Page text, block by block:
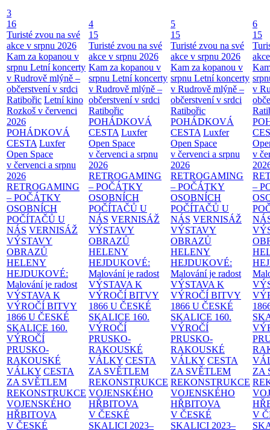
3
16
Turisté zvou na své
akce v srpnu 2026
Kam za kopanou v
srpnu Letní koncerty
v Rudrově mlýně –
občerstvení v srdci
Ratibořic Letní kino
Rozkoš v červenci
2026
POHÁDKOVÁ
CESTA Luxfer
Open Space
v červenci a srpnu
2026
RETROGAMING
– POČÁTKY
OSOBNÍCH
POČÍTAČŮ U
NÁS VERNISÁŽ
VÝSTAVY
OBRAZŮ
HELENY
HEJDUKOVÉ:
Malování je radost
VÝSTAVA K
VÝROČÍ BITVY
1866 U ČESKÉ
SKALICE 160.
VÝROČÍ
PRUSKO-
RAKOUSKÉ
VÁLKY CESTA
ZA SVĚTLEM
REKONSTRUKCE
VOJENSKÉHO
HŘBITOVA
V ČESKÉ
4
15
Turisté zvou na své
akce v srpnu 2026
Kam za kopanou v
srpnu Letní koncerty
v Rudrově mlýně –
občerstvení v srdci
Ratibořic
POHÁDKOVÁ
CESTA Luxfer
Open Space
v červenci a srpnu
2026
RETROGAMING
– POČÁTKY
OSOBNÍCH
POČÍTAČŮ U
NÁS VERNISÁŽ
VÝSTAVY
OBRAZŮ
HELENY
HEJDUKOVÉ:
Malování je radost
VÝSTAVA K
VÝROČÍ BITVY
1866 U ČESKÉ
SKALICE 160.
VÝROČÍ
PRUSKO-
RAKOUSKÉ
VÁLKY CESTA
ZA SVĚTLEM
REKONSTRUKCE
VOJENSKÉHO
HŘBITOVA
V ČESKÉ
SKALICI 2023–
5
15
Turisté zvou na své
akce v srpnu 2026
Kam za kopanou v
srpnu Letní koncerty
v Rudrově mlýně –
občerstvení v srdci
Ratibořic
POHÁDKOVÁ
CESTA Luxfer
Open Space
v červenci a srpnu
2026
RETROGAMING
– POČÁTKY
OSOBNÍCH
POČÍTAČŮ U
NÁS VERNISÁŽ
VÝSTAVY
OBRAZŮ
HELENY
HEJDUKOVÉ:
Malování je radost
VÝSTAVA K
VÝROČÍ BITVY
1866 U ČESKÉ
SKALICE 160.
VÝROČÍ
PRUSKO-
RAKOUSKÉ
VÁLKY CESTA
ZA SVĚTLEM
REKONSTRUKCE
VOJENSKÉHO
HŘBITOVA
V ČESKÉ
SKALICI 2023–
6
15
v
v
–
ZA
V